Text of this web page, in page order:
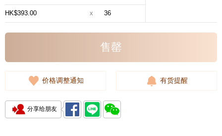
HK$393.00 x 36
售罄
价格调整通知 有货提醒
分享给朋友